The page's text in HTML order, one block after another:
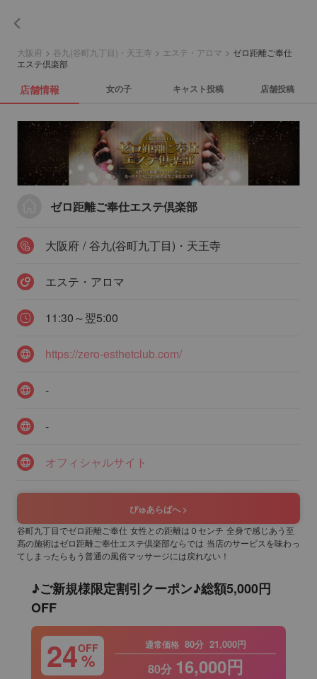
大阪府 > 谷九(谷町九丁目)・天王寺 > エステ・アロマ > ゼロ距離ご奉仕
エステ倶楽部
店舗情報 女の子 キャスト投稿 店舗投稿
ゼロ距離ご奉仕エステ倶楽部
大阪府 / 谷九(谷町九丁目)・天王寺
エステ・アロマ
11:30～翌5:00
https://zero-esthetclub.com/
-
-
オフィシャルサイト
ぴゅあらばへ >
谷町九丁目でゼロ距離ご奉仕 女性との距離は０センチ 全身で感じあう至
高の施術はゼロ距離ご奉仕エステ倶楽部ならでは 当店のサービスを味わっ
てしまったらもう普通の風俗マッサージには戻れない！
♪ご新規様限定割引クーポン♪総額5,000円
OFF
24OFF
%
通常価格 80分 21,000円
80分 16,000円